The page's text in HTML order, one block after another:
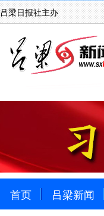
吕梁日报社主办
首页 吕梁新闻